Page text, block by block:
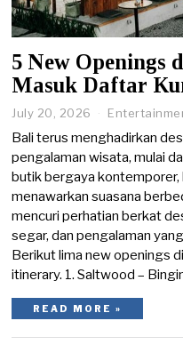
5 New Openings
Masuk Daftar
July 20, 2026
l
y
2
0
2
0
2
6
Bali terus menghadirkan
pengalaman wisata, mulai
butik bergaya
menawarkan suasana
mencuri perhatian berkat
segar, dan pengalaman
Berikut lima new openings
itinerary. 1. Saltwood –
READ MORE »